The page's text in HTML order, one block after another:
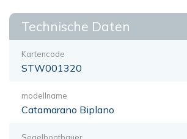
Technische Daten
Kartencode
STW001320
modellname
Catamarano Biplano